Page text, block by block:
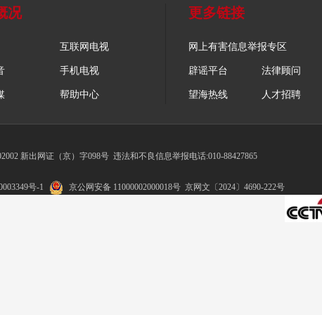
况
互联网电视
手机电视
帮助中心
更多链接
网上有害信息举报专区
辟谣平台 法律顾问
望海热线 人才招聘
新出网证（京）字098号 违法和不良信息举报电话:010-88427865
号-1 京公网安备 11000002000018号 京网文〔2024〕4690-222号